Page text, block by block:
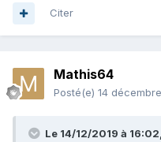
Citer
Mathis64
Posté(e) 14
Le 14/12/2019 à 16:02,